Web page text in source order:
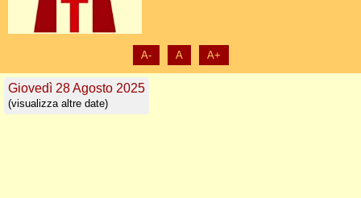
A- A A+
Giovedì 28 Agosto 2025
(visualizza altre date)